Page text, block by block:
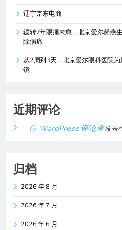
辽宁京东电商
辗转7年眼痛未愈，北京爱尔郝燕
除病痛
从2周到3天，北京爱尔眼科医院为
镜
近期评论
一位 WordPress 评论者发表
归档
2026 年 8 月
2026 年 7 月
2026 年 6 月